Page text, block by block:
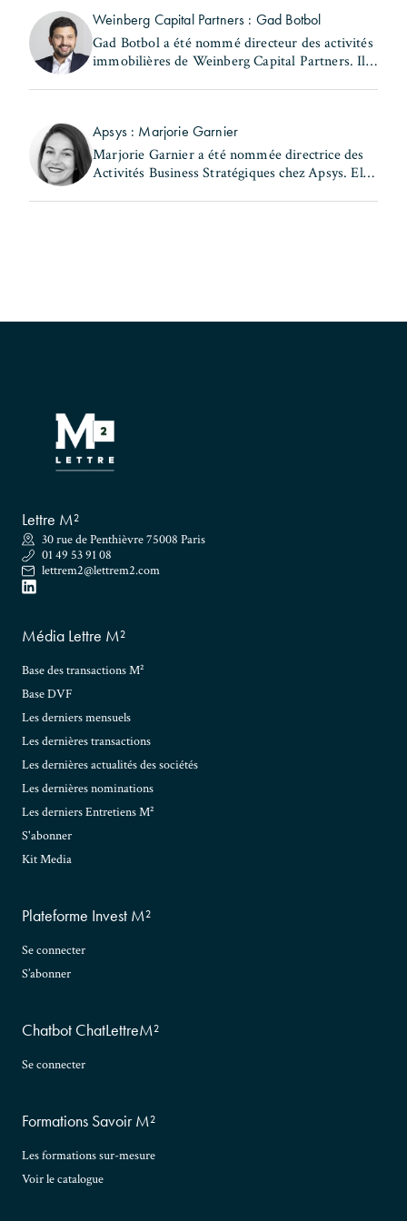
Weinberg Capital Partners : Gad Botbol
Gad Botbol a été nommé directeur des activités
immobilières de Weinberg Capital Partners. Il
Apsys : Marjorie Garnier
Marjorie Garnier a été nommée directrice des
Activités Business Stratégiques chez Apsys. Elle
Lettre M²
30 rue de Penthièvre 75008 Paris
01 49 53 91 08
lettrem2@lettrem2.com
Média Lettre M²
Base des transactions M²
Base DVF
Les derniers mensuels
Les dernières transactions
Les dernières actualités des sociétés
Les dernières nominations
Les derniers Entretiens M²
S'abonner
Kit Media
Plateforme Invest M²
Se connecter
S’abonner
Chatbot ChatLettreM²
Se connecter
Formations Savoir M²
Les formations sur-mesure
Voir le catalogue